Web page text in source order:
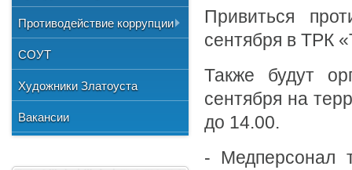
Привиться
сентября в ТРК
Также будут
сентября на
до 14.00.
- Медперсонал
"Детская школа искусств №3"
Городской методический совет
Литературное объединение
"Мартен"
Профсоюзная организация
Противодействие коррупции
Документы
Сведения о доходах
Формы документов
СОУТ
Художники Златоуста
Вакансии